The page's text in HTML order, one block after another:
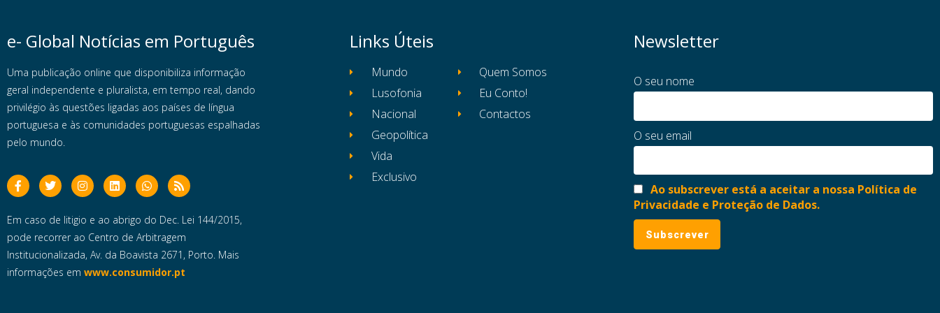
e- Global Notícias em Português
Uma publicação online que disponibiliza informação
geral independente e pluralista, em tempo real, dando
privilégio às questões ligadas aos países de língua
portuguesa e às comunidades portuguesas espalhadas
pelo mundo.
Em caso de litigio e ao abrigo do Dec. Lei 144/2015,
pode recorrer ao Centro de Arbitragem
Institucionalizada, Av. da Boavista 2671, Porto. Mais
informações em www.consumidor.pt
Links Úteis
Mundo
Lusofonia
Nacional
Geopolítica
Vida
Exclusivo
Quem Somos
Eu Conto!
Contactos
Newsletter
O seu nome
O seu email
Ao subscrever está a aceitar a nossa Política de
Privacidade e Proteção de Dados.